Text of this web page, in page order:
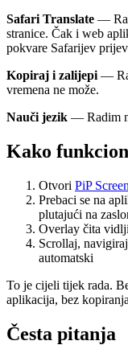
Safari Translate —
stranice. Čak i web
pokvare Safarijev
Kopiraj i zalijepi —
vremena ne može.
Nauči jezik — Radim
Kako
Otvori PiP
Prebaci se na
plutajući na
Overlay čita
Scrollaj,
automatski
To je cijeli tijek rada.
aplikacija, bez
Česta pitanja